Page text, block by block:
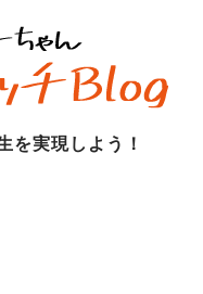
を実現しよう！